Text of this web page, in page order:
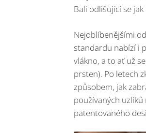
Bali odlišující se
Nejoblíbenějšími
standardu nabízí i
vlákno, a to ať už
prsten). Po letech
způsobem, jak
používaných
patentovaného